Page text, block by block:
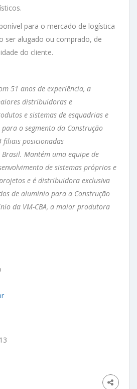
para o mercado de logística
ser alugado ou comprado, de
do cliente.
51 anos de experiência, a
distribuidoras e
e sistemas de esquadrias e
o segmento da Construção
filiais posicionadas
Mantém uma equipe de
de sistemas próprios e
e é distribuidora exclusiva
de alumínio para a Construção
da VM-CBA, a maior produtora